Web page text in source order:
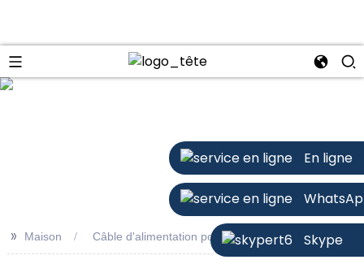
En ligne
Skype
>> Maison Câble d'alimentation pour PC en gros